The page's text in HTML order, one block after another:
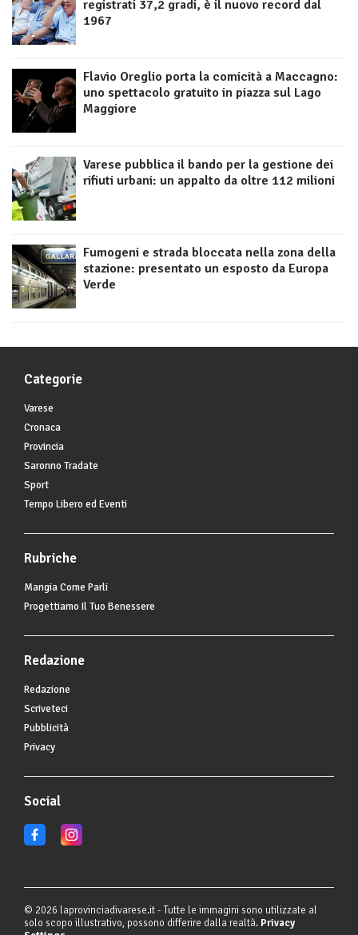
registrati 37,2 gradi, è il nuovo record dal
1967
Flavio Oreglio porta la comicità a Maccagno:
uno spettacolo gratuito in piazza sul Lago
Maggiore
Varese pubblica il bando per la gestione dei
rifiuti urbani: un appalto da oltre 112 milioni
Fumogeni e strada bloccata nella zona della
stazione: presentato un esposto da Europa
Verde
Categorie
Varese
Cronaca
Provincia
Saronno Tradate
Sport
Tempo Libero ed Eventi
Rubriche
Mangia Come Parli
Progettiamo Il Tuo Benessere
Redazione
Redazione
Scriveteci
Pubblicità
Privacy
Social
© 2026 laprovinciadivarese.it - Tutte le immagini sono utilizzate al
solo scopo illustrativo, possono differire dalla realtà. Privacy